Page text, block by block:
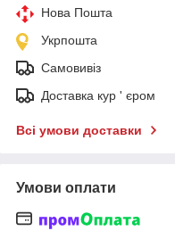
Нова Пошта
Укрпошта
Самовивіз
Доставка кур ' єром
Всі умови доставки
Умови оплати